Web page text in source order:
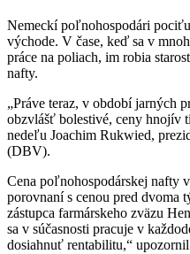
Nemeckí poľnohospodári
východe. V čase, keď sa v
práce na poliach, im robia
nafty.
„Práve teraz, v období jarných
obzvlášť bolestivé, ceny hnojív
nedeľu Joachim Rukwied,
(DBV).
Cena poľnohospodárskej nafty
porovnaní s cenou pred dvoma
zástupca farmárskeho zväzu
sa v súčasnosti pracuje v
dosiahnuť rentabilitu,“